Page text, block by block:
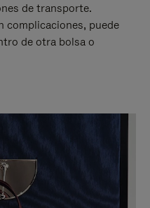
de transporte.
complicaciones, puede
de otra bolsa o